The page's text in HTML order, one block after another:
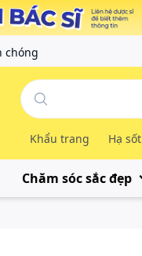
chóng
Khẩu trang Hạ sốt
Chăm sóc sắc đẹp